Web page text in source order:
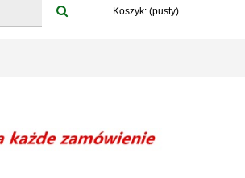
Koszyk: (pusty)